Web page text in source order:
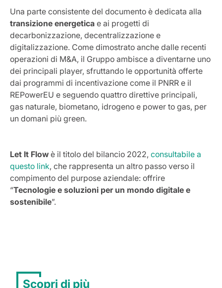
Una parte consistente del documento è dedicata alla
transizione energetica e ai progetti di
decarbonizzazione, decentralizzazione e
digitalizzazione. Come dimostrato anche dalle recenti
operazioni di M&A, il Gruppo ambisce a diventarne uno
dei principali player, sfruttando le opportunità offerte
dai programmi di incentivazione come il PNRR e il
REPowerEU e seguendo quattro direttive principali,
gas naturale, biometano, idrogeno e power to gas, per
un domani più green.
Let It Flow è il titolo del bilancio 2022, consultabile a
questo link, che rappresenta un altro passo verso il
compimento del purpose aziendale: offrire
“Tecnologie e soluzioni per un mondo digitale e
sostenibile”.
Scopri di più